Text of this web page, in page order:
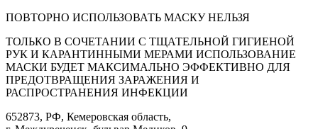
ПОВТОРНО ИСПОЛЬЗОВАТЬ МАСКУ НЕЛЬЗЯ
ТОЛЬКО В СОЧЕТАНИИ С ТЩАТЕЛЬНОЙ ГИГИЕНОЙ
РУК И КАРАНТИННЫМИ МЕРАМИ ИСПОЛЬЗОВАНИЕ
МАСКИ БУДЕТ МАКСИМАЛЬНО ЭФФЕКТИВНО ДЛЯ
ПРЕДОТВРАЩЕНИЯ ЗАРАЖЕНИЯ И
РАСПРОСТРАНЕНИЯ ИНФЕКЦИИ
652873, РФ, Кемеровская область,